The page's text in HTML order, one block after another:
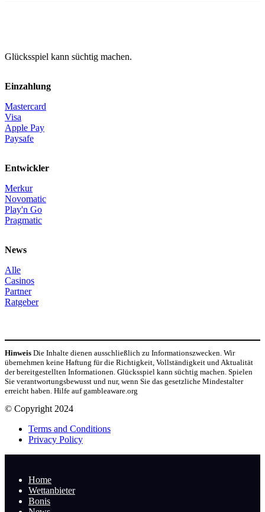
Glücksspiel kann süchtig machen.
Einzahlung
Mastercard
Visa
Apple Pay
Paysafe
Entwickler
Merkur
Novomatic
Play'n Go
Pragmatic
News
Alle
Casinos
Partner
Ratgeber
Hinweis Die Inhalte dienen ausschließlich zu Informationszwecken. Wir
übernehmen keine Haftung für die Richtigkeit, Vollständigkeit und Aktualität
der bereitgestellten Informationen. Glücksspiel kann süchtig machen. Spielen
Sie verantwortungsbewusst und nur, wenn Sie das gesetzliche Mindestalter
erreicht haben. Hilfe auf gambleaware.org
© Copyright 2024
Terms and Conditions
Privacy Policy
Home
Wettanbieter
Bonis